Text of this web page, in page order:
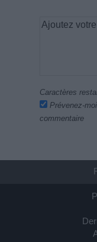
Caractères
Prévenez-
commentaire